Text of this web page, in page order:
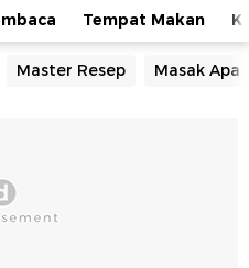
Tempat Makan
Master Resep Masak Apa